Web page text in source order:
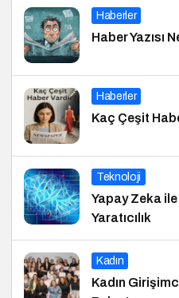
Haberler
Haber Yazısı
Haberler
Kaç Çeşit
Teknoloji
Yapay Zeka
Yaratıcılık
Kadın
Kadın